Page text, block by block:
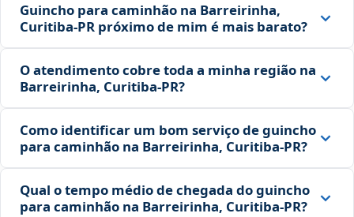
Guincho para caminhão na Barreirinha,
Curitiba‑PR próximo de mim é mais barato?
O atendimento cobre toda a minha região na
Barreirinha, Curitiba‑PR?
Como identificar um bom serviço de guincho
para caminhão na Barreirinha, Curitiba‑PR?
Qual o tempo médio de chegada do guincho
para caminhão na Barreirinha, Curitiba‑PR?